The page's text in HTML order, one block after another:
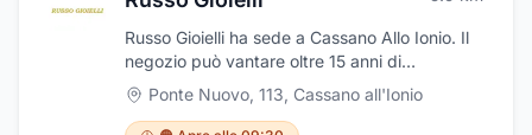
Russo Gioielli ha sede a Cassano Allo Ionio. Il
negozio può vantare oltre 15 anni di
esperienza nel settore della vendita di gioielli,
oggetti preziosi ed articoli regalo, argenteria
Ponte Nuovo, 113, Cassano all'Ionio